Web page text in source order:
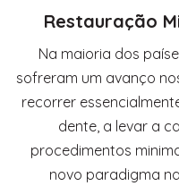
Restauração
Na maioria dos
sofreram um avanço
recorrer
dente, a levar a
procedimentos
novo paradigma